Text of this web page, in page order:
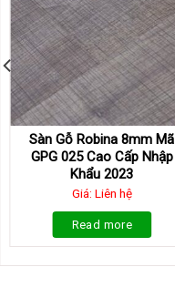
Sàn Gỗ Robina 8mm Mã
GPG 025 Cao Cấp Nhập
Khẩu 2023
Giá: Liên hệ
Read more